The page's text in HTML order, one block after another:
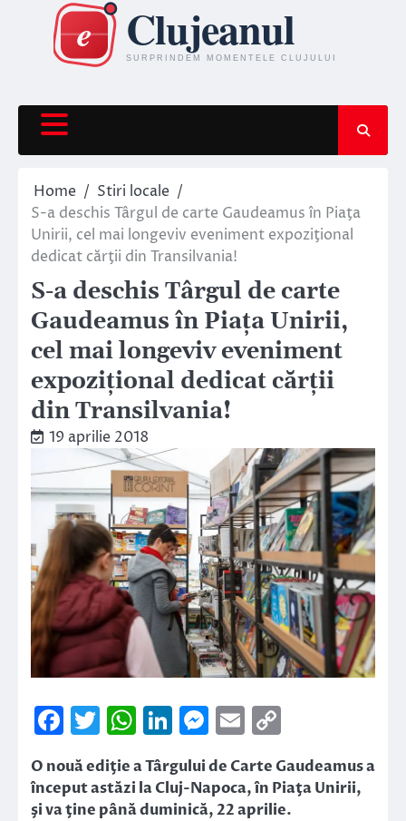
content
Home
Stiri locale
S-a deschis Târgul de carte Gaudeamus în Piaţa
Unirii, cel mai longeviv eveniment expoziţional
dedicat cărţii din Transilvania!
S-a deschis Târgul de carte
Gaudeamus în Piaţa Unirii,
cel mai longeviv eveniment
expoziţional dedicat cărţii
din Transilvania!
19 aprilie 2018
Facebook
Twitter
WhatsApp
LinkedIn
Messenger
Email
Link
O nouă ediţie a Târgului de Carte Gaudeamus a
început astăzi la Cluj-Napoca, în Piaţa Unirii,
şi va ţine până duminică, 22 aprilie.